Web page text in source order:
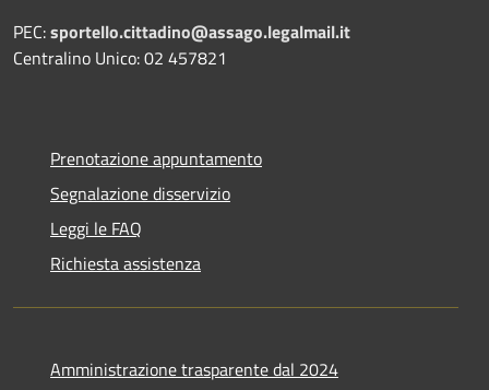
PEC:sportello.cittadino@assago.legalmail.it
Centralino Unico: 02 457821
Prenotazione appuntamento
Segnalazione disservizio
Leggi le FAQ
Richiesta assistenza
Amministrazione trasparente dal 2024